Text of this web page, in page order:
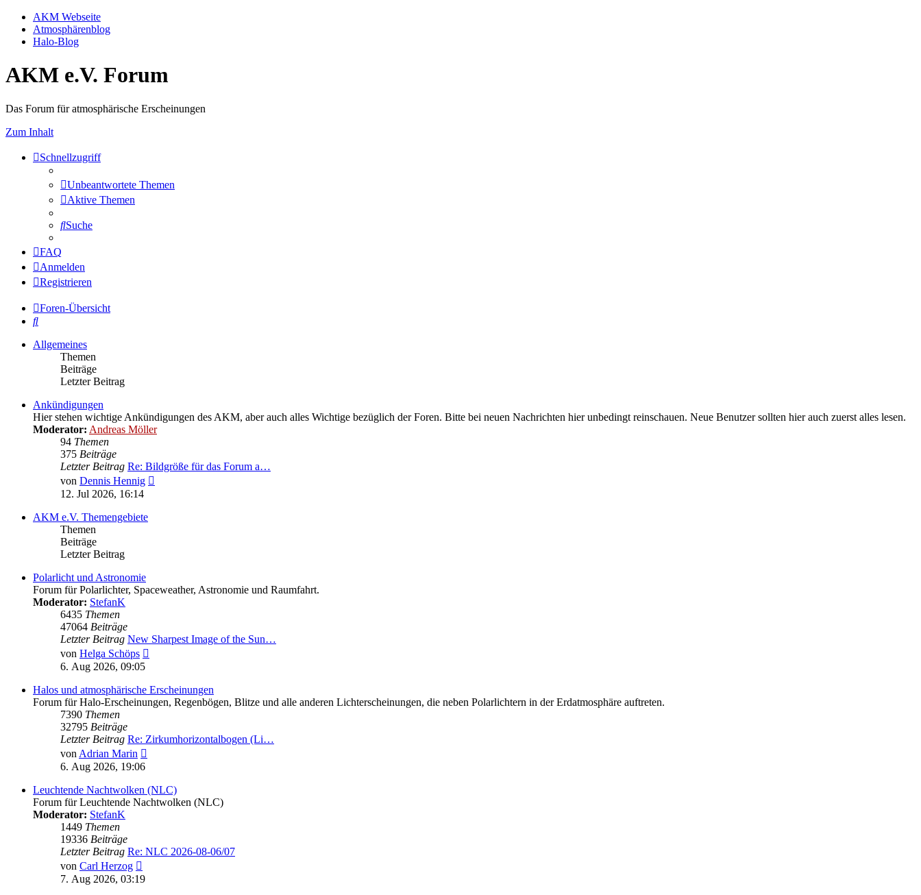
AKM Webseite
Atmosphärenblog
Halo-Blog
AKM e.V. Forum
Das Forum für atmosphärische Erscheinungen
Zum Inhalt
Schnellzugriff
Unbeantwortete Themen
Aktive Themen
Suche
FAQ
Anmelden
Registrieren
Foren-Übersicht
Suche
Allgemeines
Themen
Beiträge
Letzter Beitrag
Ankündigungen
Hier stehen wichtige Ankündigungen des AKM, aber auch alles Wichtige bezüglich der Foren. Bitte bei neuen Nachrichten hier unbedingt reinschauen. Neue Benutzer sollten hier auch zuerst alles lesen.
Moderator: Andreas Möller
94 Themen
375 Beiträge
Letzter Beitrag Re: Bildgröße für das Forum a…
von Dennis Hennig
12. Jul 2026, 16:14
AKM e.V. Themengebiete
Themen
Beiträge
Letzter Beitrag
Polarlicht und Astronomie
Forum für Polarlichter, Spaceweather, Astronomie und Raumfahrt.
Moderator: StefanK
6435 Themen
47064 Beiträge
Letzter Beitrag New Sharpest Image of the Sun…
von Helga Schöps
6. Aug 2026, 09:05
Halos und atmosphärische Erscheinungen
Forum für Halo-Erscheinungen, Regenbögen, Blitze und alle anderen Lichterscheinungen, die neben Polarlichtern in der Erdatmosphäre auftreten.
7390 Themen
32795 Beiträge
Letzter Beitrag Re: Zirkumhorizontalbogen (Li…
von Adrian Marin
6. Aug 2026, 19:06
Leuchtende Nachtwolken (NLC)
Forum für Leuchtende Nachtwolken (NLC)
Moderator: StefanK
1449 Themen
19336 Beiträge
Letzter Beitrag Re: NLC 2026-08-06/07
von Carl Herzog
Beitrag
7. Aug 2026, 03:19